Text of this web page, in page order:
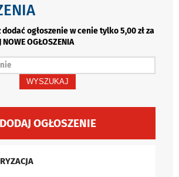
dodać ogłoszenie w cenie tylko 5,00 zł za
OGŁOSZENIA
WYSZUKAJ
DODAJ OGŁOSZENIE